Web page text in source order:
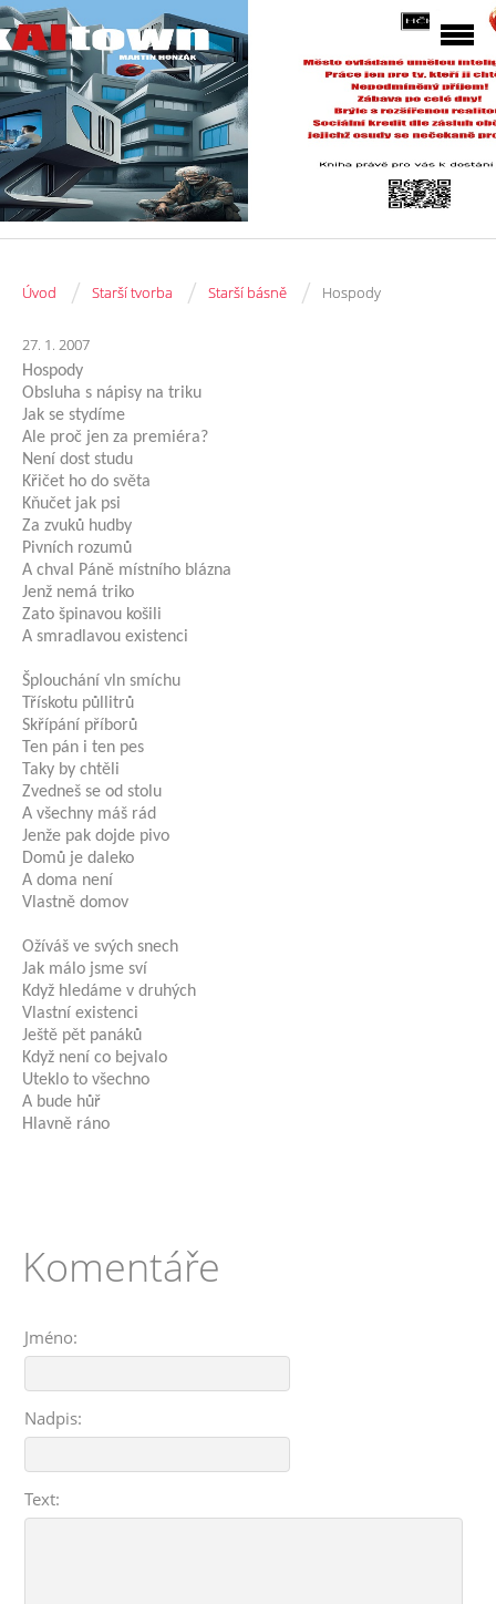
Úvod / Starší tvorba / Starší básně / Hospody
27. 1. 2007
Hospody
Obsluha s nápisy na triku
Jak se stydíme
Ale proč jen za premiéra?
Není dost studu
Křičet ho do světa
Kňučet jak psi
Za zvuků hudby
Pivních rozumů
A chval Páně místního blázna
Jenž nemá triko
Zato špinavou košili
A smradlavou existenci
Šplouchání vln smíchu
Třískotu půllitrů
Skřípání příborů
Ten pán i ten pes
Taky by chtěli
Zvedneš se od stolu
A všechny máš rád
Jenže pak dojde pivo
Domů je daleko
A doma není
Vlastně domov
Ožíváš ve svých snech
Jak málo jsme sví
Když hledáme v druhých
Vlastní existenci
Ještě pět panáků
Když není co bejvalo
Uteklo to všechno
A bude hůř
Hlavně ráno
Komentáře
Jméno:
Nadpis:
Text: